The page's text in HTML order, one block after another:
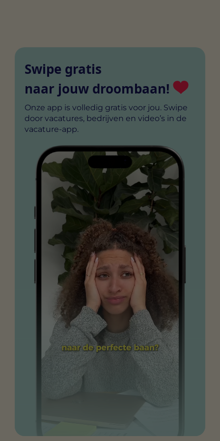
Swipe gratis
naar jouw droombaan!
Onze app is volledig gratis voor jou. Swipe
door vacatures, bedrijven en video’s in de
vacature-app.